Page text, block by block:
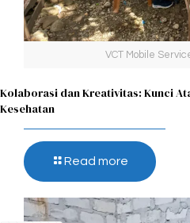
VCT Mobile
Kolaborasi dan Kreativitas: Kunci
Kesehatan
Read more